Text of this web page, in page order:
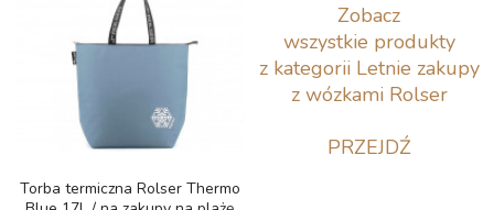
Torba termiczna Rolser Thermo
Zobacz
wszystkie produkty
z kategorii Letnie zakupy
z wózkami Rolser
PRZEJDŹ